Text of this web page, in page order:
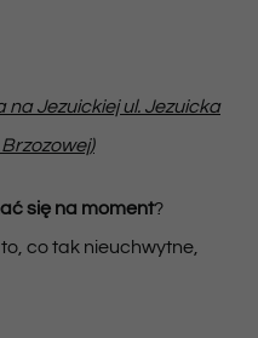
na Jezuickiej ul. Jezuicka
się na moment?
co tak nieuchwytne,